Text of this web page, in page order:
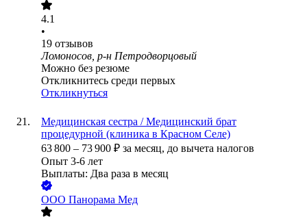
4.1
•
19 отзывов
Ломоносов, р-н Петродворцовый
Можно без резюме
Откликнитесь среди первых
Откликнуться
Медицинская сестра / Медицинский брат
процедурной (клиника в Красном Селе)
63 800 – 73 900 ₽ за месяц, до вычета налогов
Опыт 3-6 лет
Выплаты: Два раза в месяц
ООО Панорама Мед